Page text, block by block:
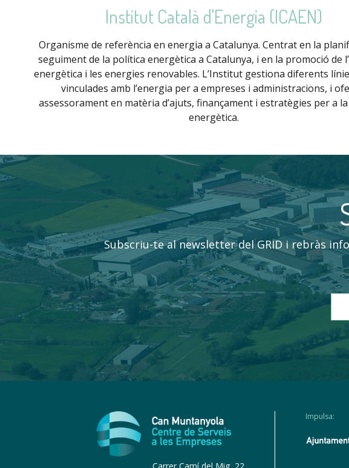
Institut Català d'Energia (ICAEN)
Organisme de referència en energia a Catalunya. Centrat en la
seguiment de la política energètica a Catalunya, i en la promoció de
energètica i les energies renovables. L’Institut gestiona diferents
vinculades amb l’energia per a empreses i administracions, i
assessorament en matèria d’ajuts, finançament i estratègies per a
energètica.
Subscriu-te al newsletter del GRID i rebràs
Impulsa: